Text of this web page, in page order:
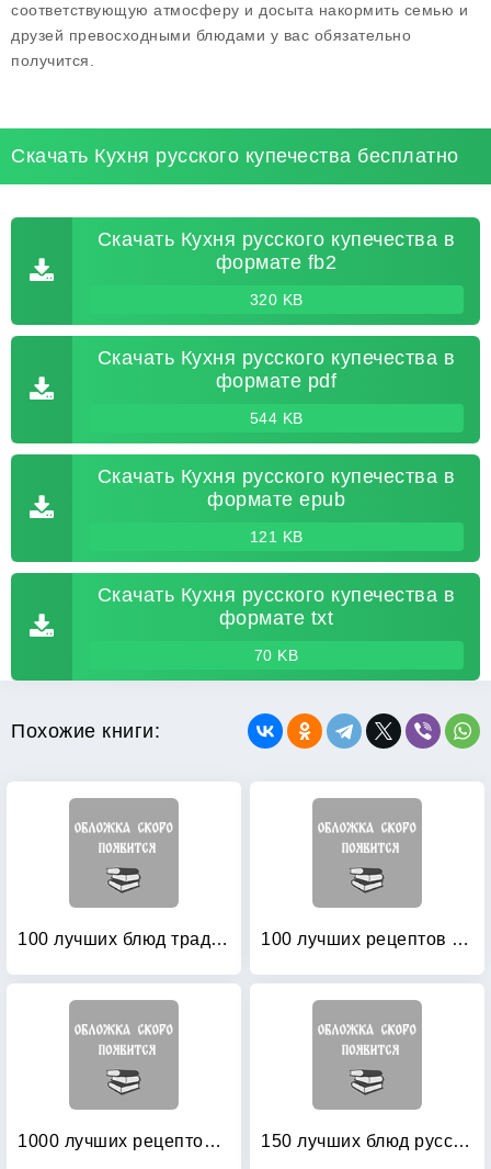
соответствующую атмосферу и досыта накормить семью и
друзей превосходными блюдами у вас обязательно
получится.
Скачать Кухня русского купечества бесплатно
Скачать Кухня русского купечества в
формате fb2
320 KB
Скачать Кухня русского купечества в
формате pdf
544 KB
Скачать Кухня русского купечества в
формате epub
121 KB
Скачать Кухня русского купечества в
формате txt
70 KB
Похожие книги:
100 лучших блюд традиционной русской кухни 100 лучших рецептов русской кухни
1000 лучших рецептов русской кухни 150 лучших блюд русской кухни